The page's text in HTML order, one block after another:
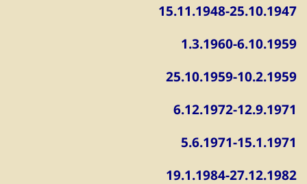
15.11.1948-25.10.1947
1.3.1960-6.10.1959
25.10.1959-10.2.1959
6.12.1972-12.9.1971
5.6.1971-15.1.1971
19.1.1984-27.12.1982